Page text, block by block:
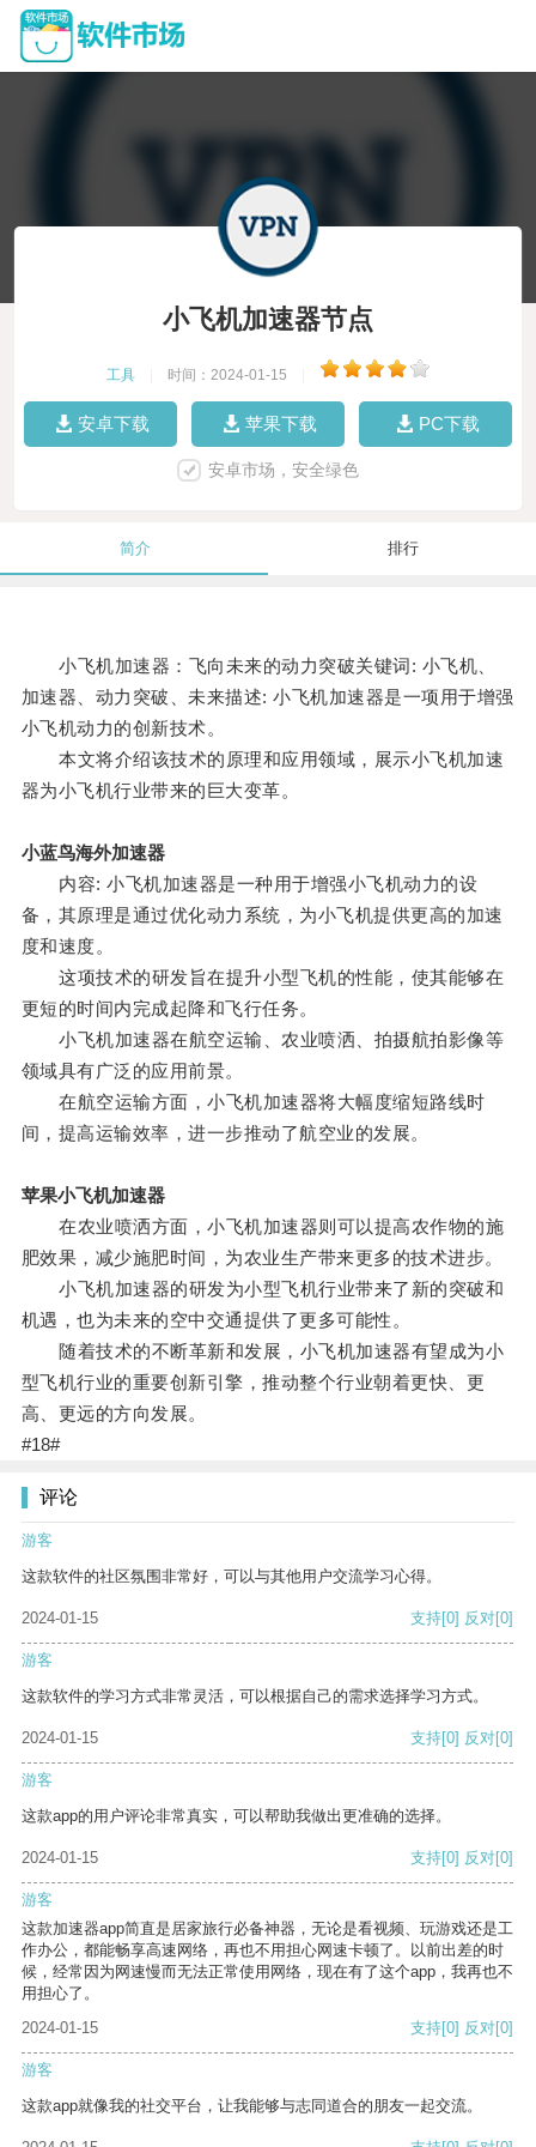
小飞机加速器节点
工具 时间：2024-01-15
安卓下载 苹果下载 PC下载
安卓市场，安全绿色
简介 排行
小飞机加速器：飞向未来的动力突破关键词: 小飞机、
加速器、动力突破、未来描述: 小飞机加速器是一项用于增强
小飞机动力的创新技术。
本文将介绍该技术的原理和应用领域，展示小飞机加速
器为小飞机行业带来的巨大变革。
小蓝鸟海外加速器
内容: 小飞机加速器是一种用于增强小飞机动力的设
备，其原理是通过优化动力系统，为小飞机提供更高的加速
度和速度。
这项技术的研发旨在提升小型飞机的性能，使其能够在
更短的时间内完成起降和飞行任务。
小飞机加速器在航空运输、农业喷洒、拍摄航拍影像等
领域具有广泛的应用前景。
在航空运输方面，小飞机加速器将大幅度缩短路线时
间，提高运输效率，进一步推动了航空业的发展。
苹果小飞机加速器
在农业喷洒方面，小飞机加速器则可以提高农作物的施
肥效果，减少施肥时间，为农业生产带来更多的技术进步。
小飞机加速器的研发为小型飞机行业带来了新的突破和
机遇，也为未来的空中交通提供了更多可能性。
随着技术的不断革新和发展，小飞机加速器有望成为小
型飞机行业的重要创新引擎，推动整个行业朝着更快、更
高、更远的方向发展。
#18#
评论
游客
这款软件的社区氛围非常好，可以与其他用户交流学习心得。
2024-01-15 支持[0] 反对[0]
游客
这款软件的学习方式非常灵活，可以根据自己的需求选择学习方式。
2024-01-15 支持[0] 反对[0]
游客
这款app的用户评论非常真实，可以帮助我做出更准确的选择。
2024-01-15 支持[0] 反对[0]
游客
这款加速器app简直是居家旅行必备神器，无论是看视频、玩游戏还是工
作办公，都能畅享高速网络，再也不用担心网速卡顿了。以前出差的时
候，经常因为网速慢而无法正常使用网络，现在有了这个app，我再也不
用担心了。
2024-01-15
支持[0] 反对[0]
游客
这款app就像我的社交平台，让我能够与志同道合的朋友一起交流。